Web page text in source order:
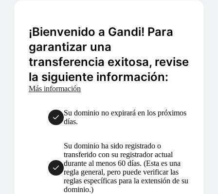
¡Bienvenido a Gandi! Para
garantizar una
transferencia exitosa, revise
la siguiente información:
Más información
Su dominio no expirará en los próximos
días.
Su dominio ha sido registrado o
transferido con su registrador actual
durante al menos 60 días. (Esta es una
regla general, pero puede verificar las
reglas específicas para la extensión de su
dominio.)